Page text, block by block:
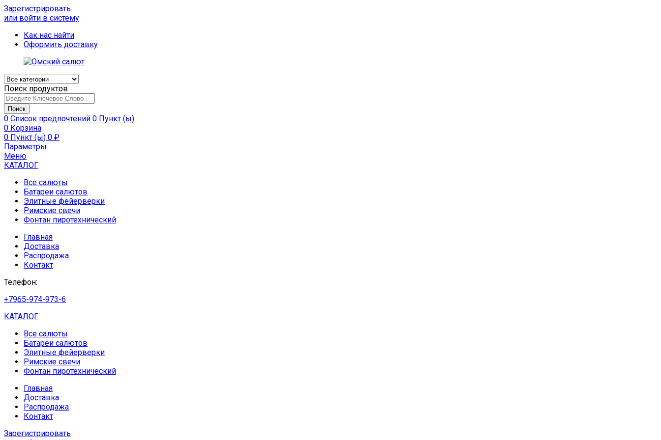
Зарегистрировать
или войти в систему
Как нас найти
Оформить доставку
Поиск продуктов
Поиск
0 Список предпочтений 0 Пункт (ы)
0 Корзина
0 Пункт (ы) 0 ₽
Параметры
Меню
КАТАЛОГ
Все салюты
Батареи салютов
Элитные фейерверки
Римские свечи
Фонтан пиротехнический
Главная
Доставка
Распродажа
Контакт
Телефон:
+7965-974-973-6
КАТАЛОГ
Все салюты
Батареи салютов
Элитные фейерверки
Римские свечи
Фонтан пиротехнический
Главная
Доставка
Распродажа
Контакт
Зарегистрировать